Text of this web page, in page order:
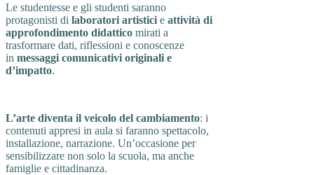
Le studentesse e gli studenti saranno
protagonisti di laboratori artistici e attività di
approfondimento didattico mirati a
trasformare dati, riflessioni e conoscenze
in messaggi comunicativi originali e
d’impatto.
L’arte diventa il veicolo del cambiamento: i
contenuti appresi in aula si faranno spettacolo,
installazione, narrazione. Un’occasione per
sensibilizzare non solo la scuola, ma anche
famiglie e cittadinanza.